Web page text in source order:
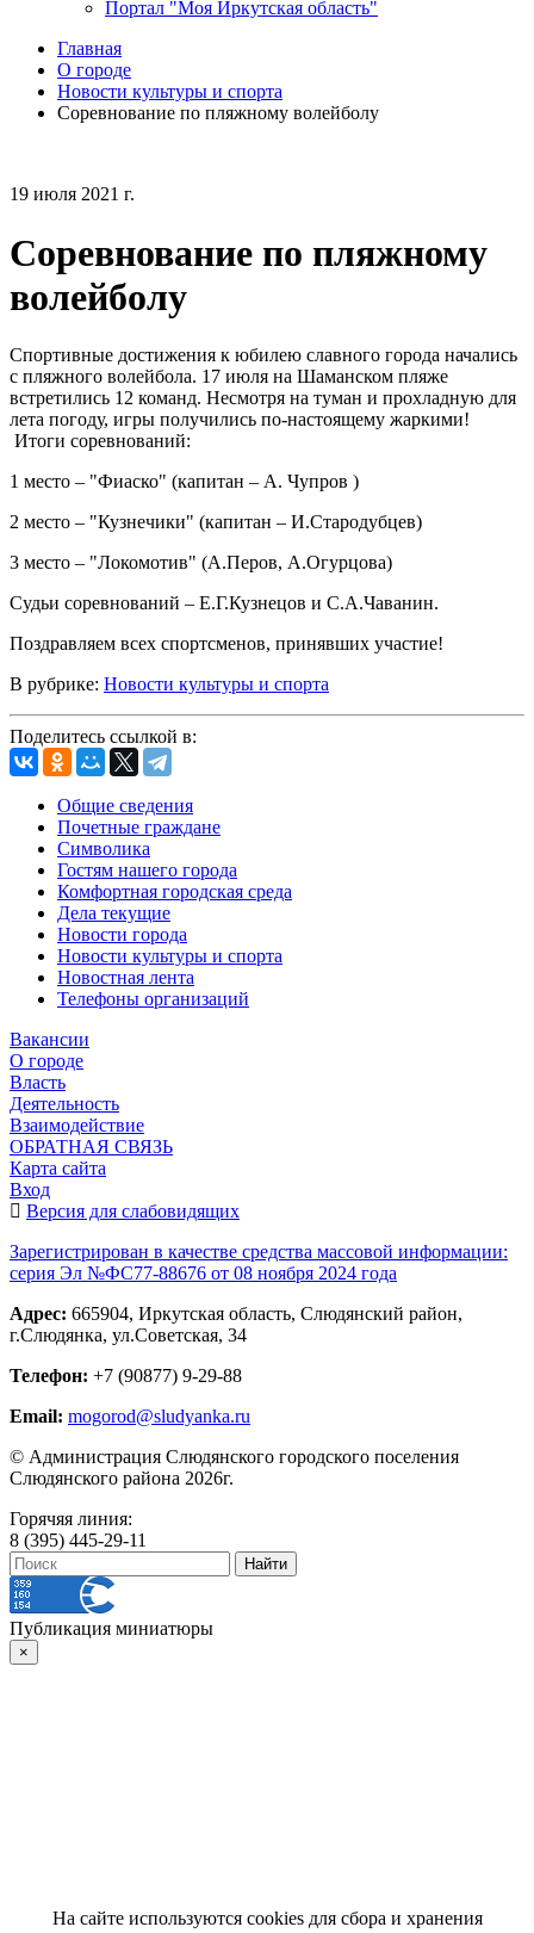
Портал "Моя Иркутская область"
Главная
О городе
Новости культуры и спорта
Соревнование по пляжному волейболу
19 июля 2021 г.
Соревнование по пляжному
волейболу
Спортивные достижения к юбилею славного города начались
с пляжного волейбола. 17 июля на Шаманском пляже
встретились 12 команд. Несмотря на туман и прохладную для
лета погоду, игры получились по-настоящему жаркими!
Итоги соревнований:
1 место – "Фиаско" (капитан – А. Чупров )
2 место – "Кузнечики" (капитан – И.Стародубцев)
3 место – "Локомотив" (А.Перов, А.Огурцова)
Судьи соревнований – Е.Г.Кузнецов и С.А.Чаванин.
Поздравляем всех спортсменов, принявших участие!
В рубрике: Новости культуры и спорта
Поделитесь ссылкой в:
Общие сведения
Почетные граждане
Символика
Гостям нашего города
Комфортная городская среда
Дела текущие
Новости города
Новости культуры и спорта
Новостная лента
Телефоны организаций
Вакансии
О городе
Власть
Деятельность
Взаимодействие
ОБРАТНАЯ СВЯЗЬ
Карта сайта
Вход
Версия для слабовидящих
Зарегистрирован в качестве средства массовой информации:
серия Эл №ФС77-88676 от 08 ноября 2024 года
Адрес: 665904, Иркутская область, Слюдянский район,
г.Слюдянка, ул.Советская, 34
Телефон: +7 (90877) 9-29-88
Email: mogorod@sludyanka.ru
© Администрация Слюдянского городского поселения
Слюдянского района 2026г.
Горячяя линия:
8 (395) 445-29-11
Публикация миниатюры
×
На сайте используются cookies для сбора и хранения